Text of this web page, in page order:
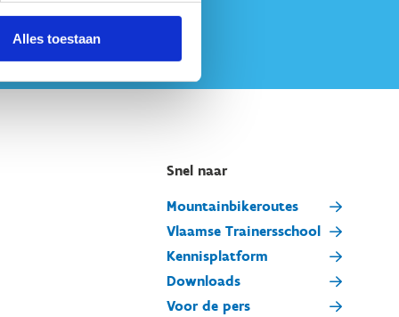
Alles toestaan
Snel naar
Mountainbikeroutes
Vlaamse Trainersschool
Kennisplatform
Downloads
Voor de pers